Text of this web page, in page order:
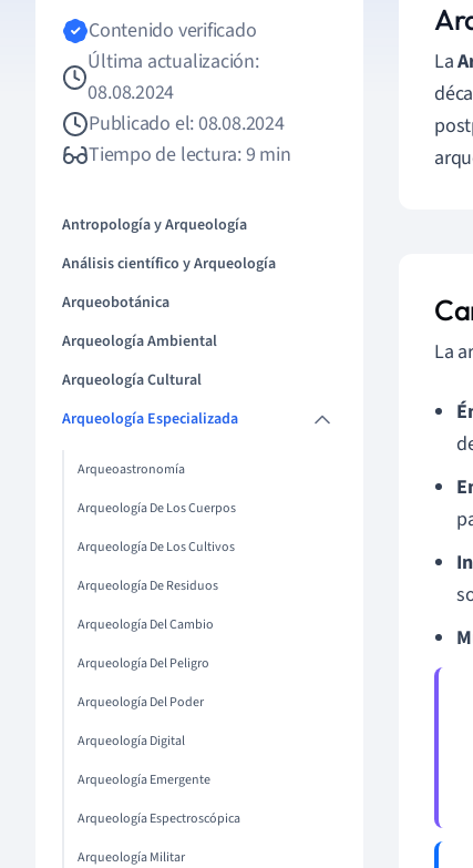
Contenido verificado
Última actualización:
08.08.2024
Publicado el: 08.08.2024
Tiempo de lectura: 9 min
Antropología y Arqueología
Análisis científico y Arqueología
Arqueobotánica
Arqueología Ambiental
Arqueología Cultural
Arqueología Especializada
Arqueoastronomía
Arqueología De Los Cuerpos
Arqueología De Los Cultivos
Arqueología De Residuos
Arqueología Del Cambio
Arqueología Del Peligro
Arqueología Del Poder
Arqueología Digital
Arqueología Emergente
Arqueología Espectroscópica
Arqueología Militar
La
La